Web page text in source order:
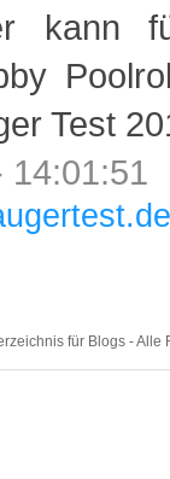
kann
Test
14:01:51
für Blogs -